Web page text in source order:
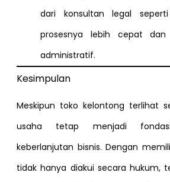
dari konsultan legal seperti
prosesnya lebih cepat dan
administratif.
Kesimpulan
Meskipun toko kelontong terlihat
usaha tetap menjadi
keberlanjutan bisnis. Dengan
tidak hanya diakui secara hukum,